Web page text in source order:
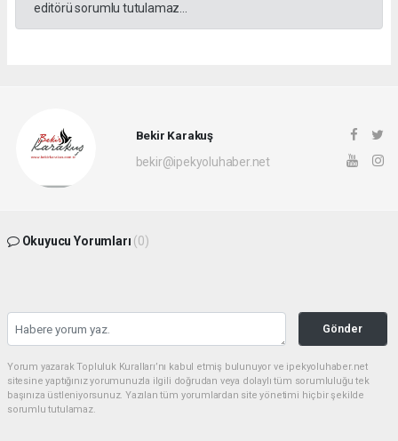
editörü sorumlu tutulamaz...
Bekir Karakuş
bekir@ipekyoluhaber.net
Okuyucu Yorumları (0)
Gönder
Yorum yazarak Topluluk Kuralları’nı kabul etmiş bulunuyor ve ipekyoluhaber.net
sitesine yaptığınız yorumunuzla ilgili doğrudan veya dolaylı tüm sorumluluğu tek
başınıza üstleniyorsunuz. Yazılan tüm yorumlardan site yönetimi hiçbir şekilde
sorumlu tutulamaz.